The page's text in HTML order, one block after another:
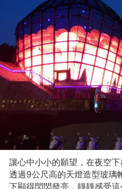
燈
館
-
台
南
輕
鬆
遊
讓心中小小的願望，在夜空
透過9公尺高的天燈造型玻璃
下顯得閃閃發亮，靜靜感受